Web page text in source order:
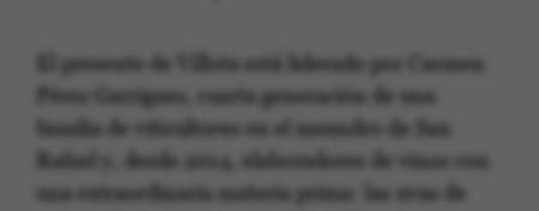
El presente de Villota está liderado por Carmen
Pérez Garrigues, cuarta generación de una
familia de viticultores en el meandro de San
Rafael y, desde 2014, elaboradores de vinos con
una extraordinaria materia prima: las uvas de